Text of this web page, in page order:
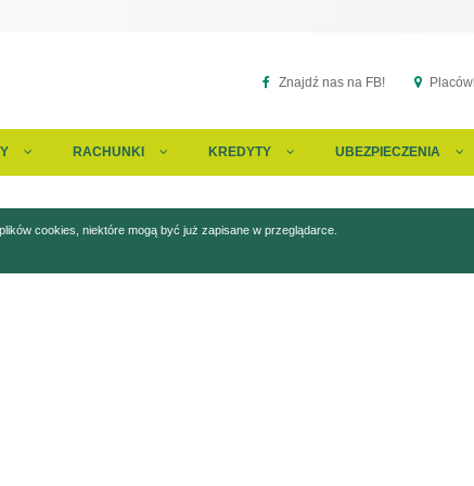
Znajdź nas na FB!
RACHUNKI KREDYTY UBEZPIECZENIA
cookies, niektóre mogą być już zapisane w przeglądarce.